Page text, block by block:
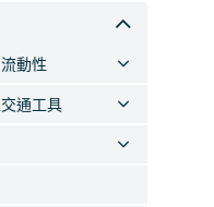
動性
通工具